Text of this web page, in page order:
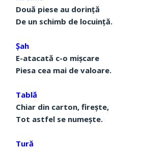
Două piese au dorință
De un schimb de locuință.
Șah
E-atacată c-o mișcare
Piesa cea mai de valoare.
Tablă
Chiar din carton, firește,
Tot astfel se numește.
Tură